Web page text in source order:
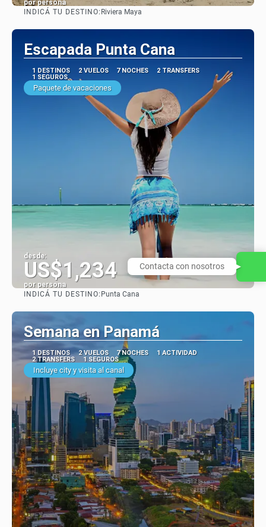
por persona
Ver
INDICÁ TU DESTINO: Riviera Maya
Escapada Punta Cana
1 DESTINOS 2 VUELOS 7 NOCHES
2 TRANSFERS
1 SEGUROS
Paquete de vacaciones
desde:
US$1,234
por persona
INDICÁ TU DESTINO: Punta Cana
Semana en Panamá
1 DESTINOS 2 VUELOS 7 NOCHES
1 ACTIVIDAD
2 TRANSFERS
1 SEGUROS
Incluye city y visita al canal
Contacta con nosotros